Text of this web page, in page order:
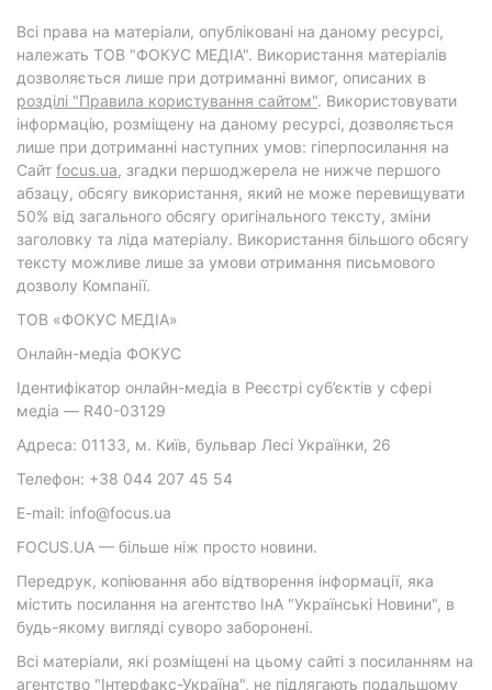
Всі права на матеріали, опубліковані на даному ресурсі,
належать ТОВ "ФОКУС МЕДІА". Використання матеріалів
дозволяється лише при дотриманні вимог, описаних в
розділі "Правила користування сайтом". Використовувати
інформацію, розміщену на даному ресурсі, дозволяється
лише при дотриманні наступних умов: гіперпосилання на
Cайт focus.ua, згадки першоджерела не нижче першого
абзацу, обсягу використання, який не може перевищувати
50% від загального обсягу оригінального тексту, зміни
заголовку та ліда матеріалу. Використання більшого обсягу
тексту можливе лише за умови отримання письмового
дозволу Компанії.
ТОВ «ФОКУС МЕДІА»
Онлайн-медіа ФОКУС
Ідентифікатор онлайн-медіа в Реєстрі суб’єктів у сфері
медіа — R40-03129
Адреса: 01133, м. Київ, бульвар Лесі Українки, 26
Телефон: +38 044 207 45 54
E-mail: info@focus.ua
FOCUS.UA — більше ніж просто новини.
Передрук, копіювання або відтворення інформації, яка
містить посилання на агентство ІнА "Українські Новини", в
будь-якому вигляді суворо заборонені.
Всі матеріали, які розміщені на цьому сайті з посиланням на
агентство "Інтерфакс-Україна", не підлягають подальшому